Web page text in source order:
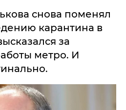
снова поменял
карантина в
за
метро. И